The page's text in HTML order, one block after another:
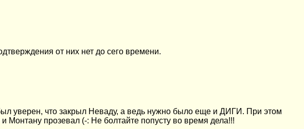
от них нет до сего времени.
уверен, что закрыл Неваду, а ведь нужно было еще и ДИГИ. При этом
прозевал (-: Не болтайте попусту во время дела!!!